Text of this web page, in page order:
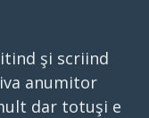
şi scriind
anumitor
dar totuşi e